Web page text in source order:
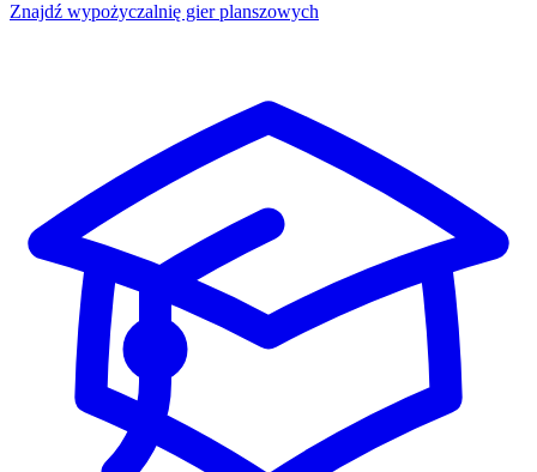
Znajdź wypożyczalnię gier planszowych